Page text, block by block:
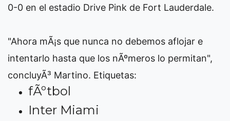
0-0 en el estadio Drive Pink de Fort Lauderdale.
"Ahora mÃ¡s que nunca no debemos aflojar e
intentarlo hasta que los nÃºmeros lo permitan",
concluyÃ³ Martino. Etiquetas:
fÃºtbol
Inter Miami